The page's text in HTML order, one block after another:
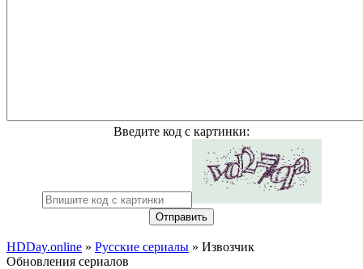
Введите код с картинки:
Отправить
HDDay.online » Русские сериалы » Извозчик
Обновления сериалов